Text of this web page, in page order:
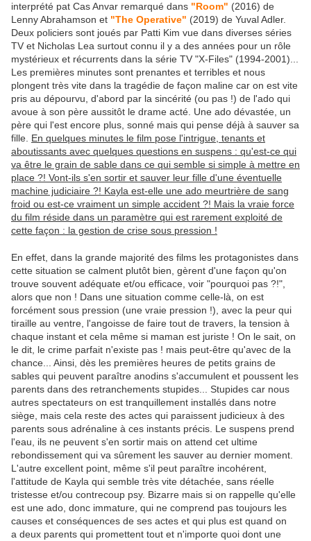
interprété pat Cas Anvar remarqué dans "Room" (2016) de
Lenny Abrahamson et "The Operative" (2019) de Yuval Adler.
Deux policiers sont joués par Patti Kim vue dans diverses séries
TV et Nicholas Lea surtout connu il y a des années pour un rôle
mystérieux et récurrents dans la série TV "X-Files" (1994-2001)...
Les premières minutes sont prenantes et terribles et nous
plongent très vite dans la tragédie de façon maline car on est vite
pris au dépourvu, d'abord par la sincérité (ou pas !) de l'ado qui
avoue à son père aussitôt le drame acté. Une ado dévastée, un
père qui l'est encore plus, sonné mais qui pense déjà à sauver sa
fille. En quelques minutes le film pose l'intrigue, tenants et
aboutissants avec quelques questions en suspens : qu'est-ce qui
va être le grain de sable dans ce qui semble si simple à mettre en
place ?! Vont-ils s'en sortir et sauver leur fille d'une éventuelle
machine judiciaire ?! Kayla est-elle une ado meurtrière de sang
froid ou est-ce vraiment un simple accident ?! Mais la vraie force
du film réside dans un paramètre qui est rarement exploité de
cette façon : la gestion de crise sous pression !
En effet, dans la grande majorité des films les protagonistes dans
cette situation se calment plutôt bien, gèrent d'une façon qu'on
trouve souvent adéquate et/ou efficace, voir "pourquoi pas ?!",
alors que non ! Dans une situation comme celle-là, on est
forcément sous pression (une vraie pression !), avec la peur qui
tiraille au ventre, l'angoisse de faire tout de travers, la tension à
chaque instant et cela même si maman est juriste ! On le sait, on
le dit, le crime parfait n'existe pas ! mais peut-être qu'avec de la
chance... Ainsi, dès les premières heures de petits grains de
sables qui peuvent paraître anodins s'accumulent et poussent les
parents dans des retranchements stupides... Stupides car nous
autres spectateurs on est tranquillement installés dans notre
siège, mais cela reste des actes qui paraissent judicieux à des
parents sous adrénaline à ces instants précis. Le suspens prend
l'eau, ils ne peuvent s'en sortir mais on attend cet ultime
rebondissement qui va sûrement les sauver au dernier moment.
L'autre excellent point, même s'il peut paraître incohérent,
l'attitude de Kayla qui semble très vite détachée, sans réelle
tristesse et/ou contrecoup psy. Bizarre mais si on rappelle qu'elle
est une ado, donc immature, qui ne comprend pas toujours les
causes et conséquences de ses actes et qui plus est quand on
a deux parents qui promettent tout et n'importe quoi dont une